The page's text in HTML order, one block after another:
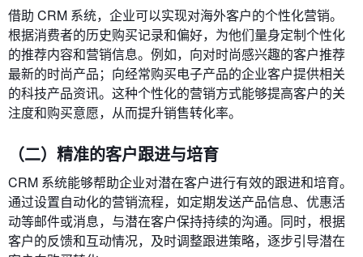
借助 CRM 系统，企业可以实现对海外客户的个性化营销。
根据消费者的历史购买记录和偏好，为他们量身定制个性化
的推荐内容和营销信息。例如，向对时尚感兴趣的客户推荐
最新的时尚产品；向经常购买电子产品的企业客户提供相关
的科技产品资讯。这种个性化的营销方式能够提高客户的关
注度和购买意愿，从而提升销售转化率。
（二）精准的客户跟进与培育
CRM 系统能够帮助企业对潜在客户进行有效的跟进和培育。
通过设置自动化的营销流程，如定期发送产品信息、优惠活
动等邮件或消息，与潜在客户保持持续的沟通。同时，根据
客户的反馈和互动情况，及时调整跟进策略，逐步引导潜在